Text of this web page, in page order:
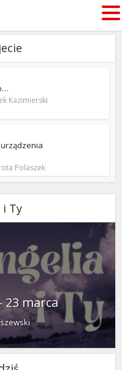
Kazimierski
Polaszek
i Ty
23 marca